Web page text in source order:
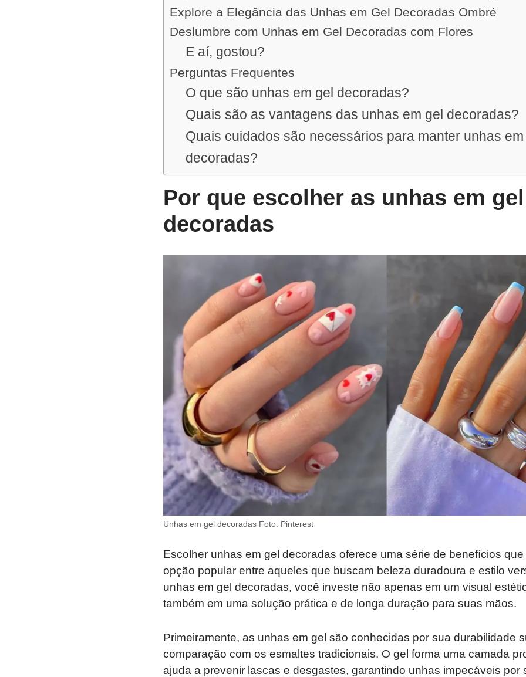
Explore a Elegância das Unhas em Gel Decoradas Ombré
Deslumbre com Unhas em Gel Decoradas com Flores
E aí, gostou?
Perguntas Frequentes
O que são unhas em gel decoradas?
Quais são as vantagens das unhas em gel decoradas?
Quais cuidados são necessários para manter unhas
decoradas?
Por que escolher as unhas em gel
decoradas
Unhas em gel decoradas Foto: Pinterest
Escolher unhas em gel decoradas oferece uma série de benefícios
opção popular entre aqueles que buscam beleza duradoura e estilo
unhas em gel decoradas, você investe não apenas em um visual
também em uma solução prática e de longa duração para suas mãos.
Primeiramente, as unhas em gel são conhecidas por sua durabilidade
comparação com os esmaltes tradicionais. O gel forma uma camada
ajuda a prevenir lascas e desgastes, garantindo unhas impecáveis por